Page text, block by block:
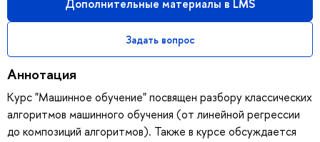
Дополнительные материалы в LMS
Задать вопрос
Аннотация
Курс "Машинное обучение" посвящен разбору классических
алгоритмов машинного обучения (от линейной регрессии
до композиций алгоритмов). Также в курсе обсуждается